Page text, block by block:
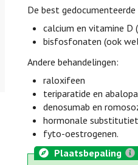
De best
calcium en vitamine D (
bisfosfonaten (ook
Andere behandelingen:
raloxifeen
teriparatide en
denosumab en
hormonale
fyto-oestrogenen.
Plaatsbepaling